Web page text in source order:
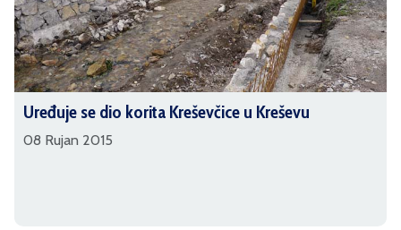
Uređuje se dio korita Kreševčice u Kreševu
08 Rujan 2015